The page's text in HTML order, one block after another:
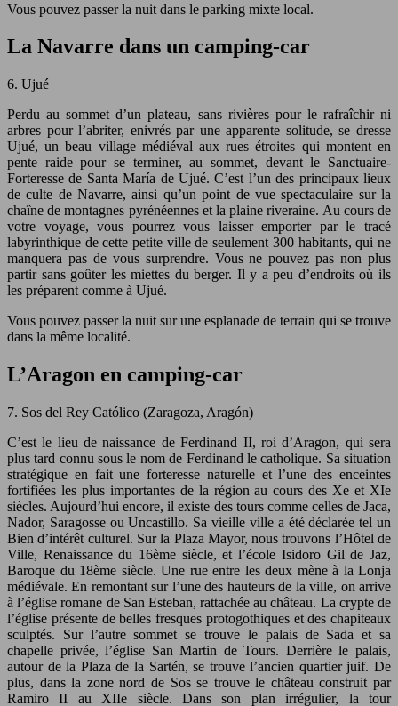
Vous pouvez passer la nuit dans le parking mixte local.
La Navarre dans un camping-car
6. Ujué
Perdu au sommet d’un plateau, sans rivières pour le rafraîchir ni
arbres pour l’abriter, enivrés par une apparente solitude, se dresse
Ujué, un beau village médiéval aux rues étroites qui montent en
pente raide pour se terminer, au sommet, devant le Sanctuaire-
Forteresse de Santa María de Ujué. C’est l’un des principaux lieux
de culte de Navarre, ainsi qu’un point de vue spectaculaire sur la
chaîne de montagnes pyrénéennes et la plaine riveraine. Au cours de
votre voyage, vous pourrez vous laisser emporter par le tracé
labyrinthique de cette petite ville de seulement 300 habitants, qui ne
manquera pas de vous surprendre. Vous ne pouvez pas non plus
partir sans goûter les miettes du berger. Il y a peu d’endroits où ils
les préparent comme à Ujué.
Vous pouvez passer la nuit sur une esplanade de terrain qui se trouve
dans la même localité.
L’Aragon en camping-car
7. Sos del Rey Católico (Zaragoza, Aragón)
C’est le lieu de naissance de Ferdinand II, roi d’Aragon, qui sera
plus tard connu sous le nom de Ferdinand le catholique. Sa situation
stratégique en fait une forteresse naturelle et l’une des enceintes
fortifiées les plus importantes de la région au cours des Xe et XIe
siècles. Aujourd’hui encore, il existe des tours comme celles de Jaca,
Nador, Saragosse ou Uncastillo. Sa vieille ville a été déclarée tel un
Bien d’intérêt culturel. Sur la Plaza Mayor, nous trouvons l’Hôtel de
Ville, Renaissance du 16ème siècle, et l’école Isidoro Gil de Jaz,
Baroque du 18ème siècle. Une rue entre les deux mène à la Lonja
médiévale. En remontant sur l’une des hauteurs de la ville, on arrive
à l’église romane de San Esteban, rattachée au château. La crypte de
l’église présente de belles fresques protogothiques et des chapiteaux
sculptés. Sur l’autre sommet se trouve le palais de Sada et sa
chapelle privée, l’église San Martin de Tours. Derrière le palais,
autour de la Plaza de la Sartén, se trouve l’ancien quartier juif. De
plus, dans la zone nord de Sos se trouve le château construit par
Ramiro II au XIIe siècle. Dans son plan irrégulier, la tour